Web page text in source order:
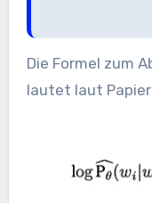
Die Formel zum
lautet laut